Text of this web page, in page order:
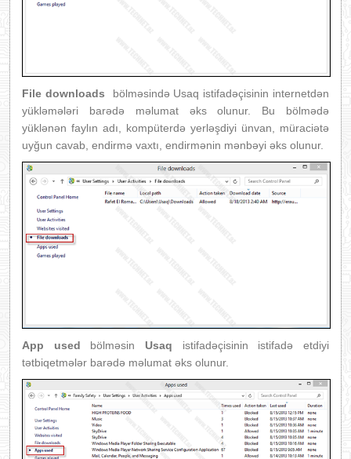
File downloads bölməsində Usaq istifadəçisinin internetdən
yükləmələri barədə məlumat əks olunur. Bu bölmədə
yüklənən faylın adı, kompüterdə yerləşdiyi ünvan, müraciətə
uyğun cavab, endirmə vaxtı, endirmənin mənbəyi əks olunur.
App used bölməsin Usaq istifadəçisinin istifadə etdiyi
tətbiqetmələr barədə məlumat əks olunur.